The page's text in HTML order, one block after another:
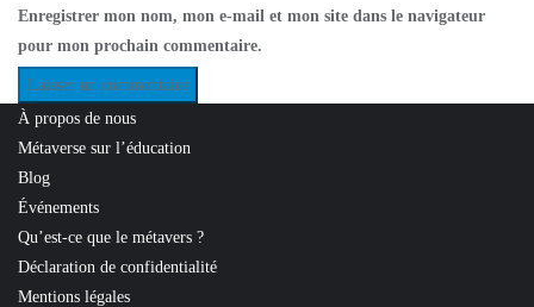
Enregistrer mon nom, mon e-mail et mon site dans le navigateur
pour mon prochain commentaire.
À propos de nous
Métaverse sur l’éducation
Blog
Événements
Qu’est-ce que le métavers ?
Déclaration de confidentialité
Mentions légales